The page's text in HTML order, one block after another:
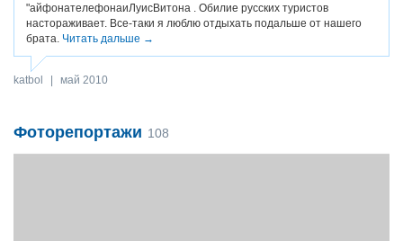
"айфонателефонаиЛуисВитона . Обилие русских туристов
настораживает. Все-таки я люблю отдыхать подальше от нашего
брата. Читать дальше →
katbol май 2010
Фоторепортажи 108